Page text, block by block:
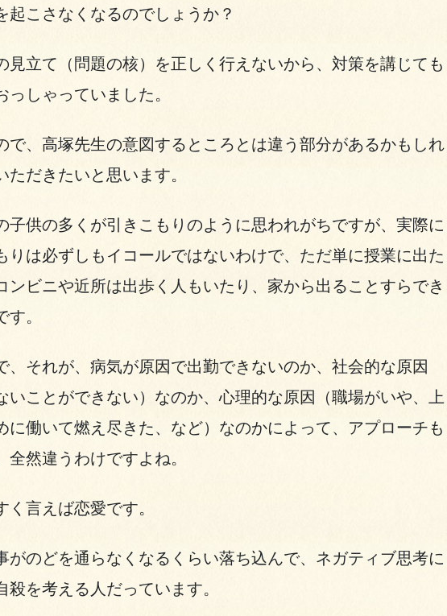
起こさなくなるのでしょうか？
見立て（問題の核）を正しく行えないから、対策を講じても
しゃっていました。
で、高塚先生の意図するところとは違う部分があるかもしれ
だきたいと思います。
子供の多くが引きこもりのように思われがちですが、実際に
りは必ずしもイコールではないわけで、ただ単に授業に出た
ンビニや近所は出歩く人もいたり、家から出ることすらでき
。
、それが、病気が原因で出勤できないのか、社会的な原因
いことができない）なのか、心理的な原因（職場がいや、上
に働いて燃え尽きた、など）なのかによって、アプローチも
然違うわけですよね。
言えば恋愛です。
がのどを通らなくなるくらい落ち込んで、ネガティブ思考に
を考える人だっています。